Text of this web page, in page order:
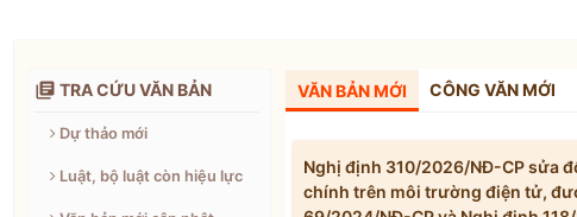
 TRA CỨU VĂN BẢN
Dự thảo mới
Luật, bộ luật còn hiệu lực
VĂN BẢN MỚI CÔNG VĂN MỚI
Nghị định 310/2026/NĐ-CP sửa
chính trên môi trường điện tử,